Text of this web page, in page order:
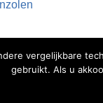
vergelijkbare
gebruikt. Als u